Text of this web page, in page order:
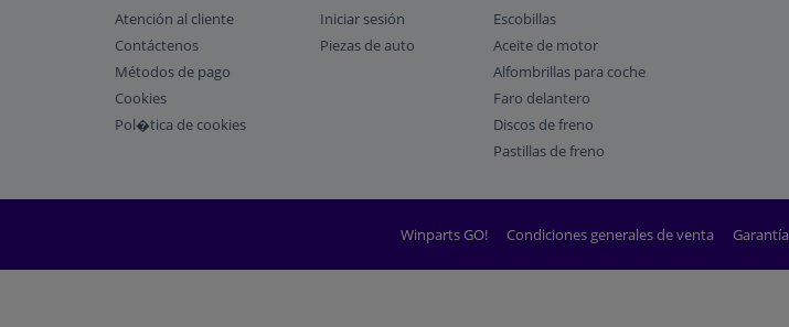
Atención al cliente
Contáctenos
Métodos de pago
​Cookies
Pol�tica de cookies
Iniciar sesión
Piezas de auto
Escobillas
Aceite de motor
Alfombrillas para coche
Faro delantero
Discos de freno
Pastillas de freno
Winparts GO! Condiciones generales de venta Garantía